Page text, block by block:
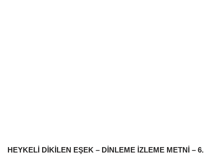
HEYKELİ DİKİLEN EŞEK – DİNLEME İZLEME METNİ – 6.